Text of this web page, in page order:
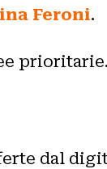
Feroni.
prioritarie.
dal